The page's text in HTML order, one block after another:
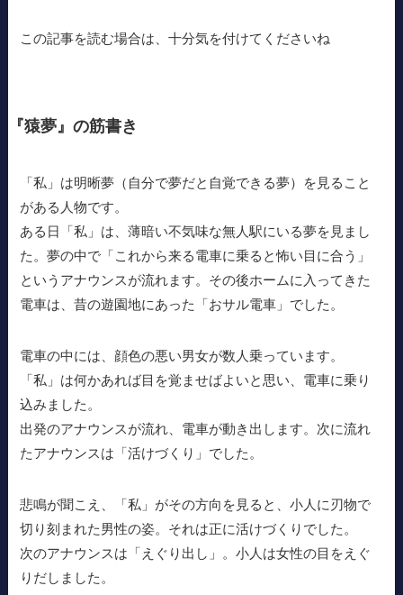
この記事を読む場合は、十分気を付けてくださいね
『猿夢』の筋書き
「私」は明晰夢（自分で夢だと自覚できる夢）を見ること
がある人物です。
ある日「私」は、薄暗い不気味な無人駅にいる夢を見まし
た。夢の中で「これから来る電車に乗ると怖い目に合う」
というアナウンスが流れます。その後ホームに入ってきた
電車は、昔の遊園地にあった「おサル電車」でした。
電車の中には、顔色の悪い男女が数人乗っています。
「私」は何かあれば目を覚ませばよいと思い、電車に乗り
込みました。
出発のアナウンスが流れ、電車が動き出します。次に流れ
たアナウンスは「活けづくり」でした。
悲鳴が聞こえ、「私」がその方向を見ると、小人に刃物で
切り刻まれた男性の姿。それは正に活けづくりでした。
次のアナウンスは「えぐり出し」。小人は女性の目をえぐ
りだしました。